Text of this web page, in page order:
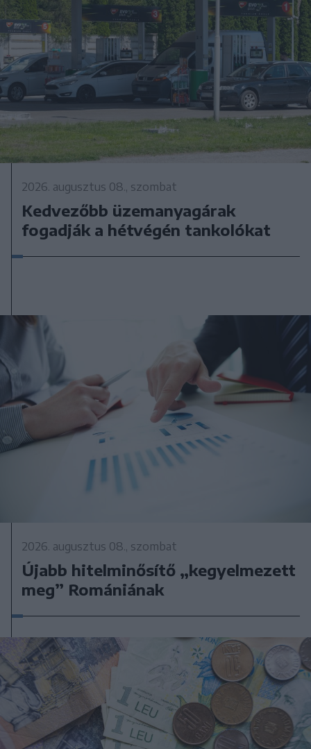
2026. augusztus 08., szombat
Kedvezőbb üzemanyagárak
fogadják a hétvégén tankolókat
2026. augusztus 08., szombat
Újabb hitelminősítő „kegyelmezett
meg” Romániának